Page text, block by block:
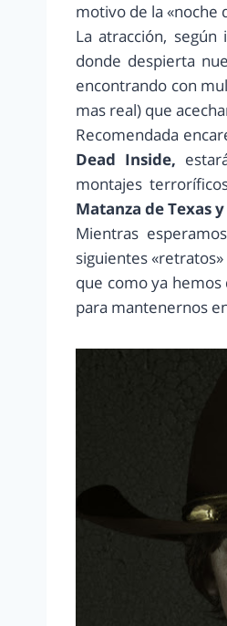
motivo de la «noche
La atracción,
donde despierta
encontrando con
mas real) que
Recomendada
Dead Inside,
montajes
Matanza de Texas
Mientras
siguientes
que como ya
para mantenernos